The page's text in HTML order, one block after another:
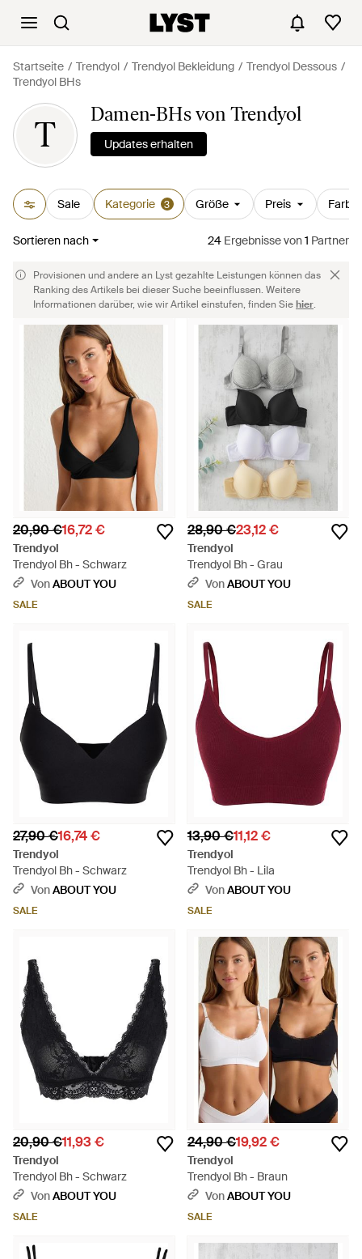
Startseite Trendyol Trendyol Bekleidung
Trendyol Dessous
Trendyol BHs
T
Damen-BHs von Trendyol
Updates erhalten
Sale Kategorie 3 Größe Preis Farbe
Sortieren nach 24 Ergebnissevon1 Partner
Provisionen und andere an Lyst gezahlte Leistungen können das
Ranking des Artikels bei dieser Suche beeinflussen. Weitere
Informationen darüber, wie wir Artikel einstufen, finden Siehier.
20,90 €16,72 €
Trendyol
Trendyol Bh - Schwarz
VonABOUT YOU
SALE
28,90 €23,12 €
Trendyol
Trendyol Bh - Grau
VonABOUT YOU
SALE
27,90 €16,74 €
Trendyol
Trendyol Bh - Schwarz
VonABOUT YOU
SALE
13,90 €11,12 €
Trendyol
Trendyol Bh - Lila
VonABOUT YOU
SALE
20,90 €11,93 €
Trendyol
Trendyol Bh - Schwarz
VonABOUT YOU
SALE
24,90 €19,92 €
Trendyol
Trendyol Bh - Braun
VonABOUT YOU
SALE